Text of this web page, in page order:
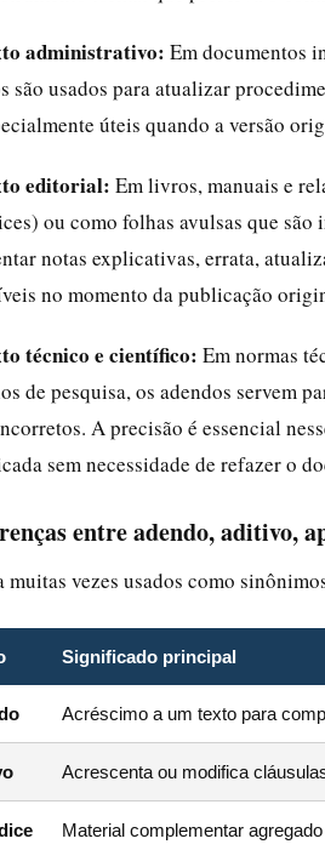
administrativo: Em documentos
são usados para atualizar
úteis quando a versão
editorial: Em livros, manuais e
ou como folhas avulsas que
notas explicativas, errata,
no momento da publicação
técnico e científico: Em normas
de pesquisa, os adendos servem
A precisão é essencial
sem necessidade de refazer o
entre adendo, aditivo,
muitas vezes usados como
Significado principal
Acréscimo a um texto para
Acrescenta ou modifica
Material complementar